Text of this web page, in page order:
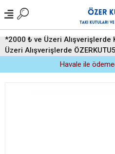
*2000 ₺ ve Üzeri
Üzeri Alışverişlerde
indirim (Üyelere Özel)
Havale ile